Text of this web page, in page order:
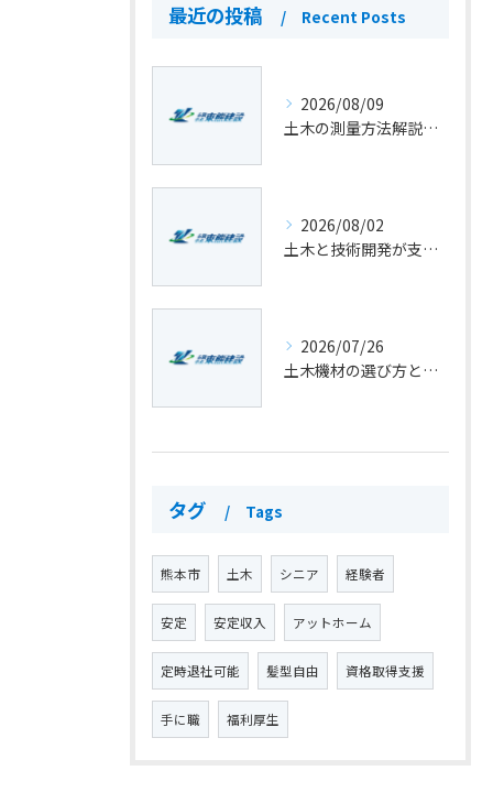
最近の投稿 Recent Posts
2026/08/09
土木の測量方法解説と基本手順を初心者向けにわかりやすく紹介
2026/08/02
土木と技術開発が支える熊本県球磨郡湯前町のインフラ最前線
2026/07/26
土木機材の選び方と主要機種の用途一覧を徹底解説
タグ Tags
熊本市 土木 シニア 経験者
安定 安定収入 アットホーム
定時退社可能 髪型自由 資格取得支援
手に職 福利厚生